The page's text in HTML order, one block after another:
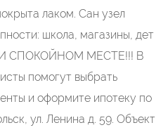
лаком. Сан узел
школа, магазины, дет
И СПОКОЙНОМ МЕСТЕ!!! В
помогут выбрать
и оформите ипотеку по
ул. Ленина д. 59. Объект